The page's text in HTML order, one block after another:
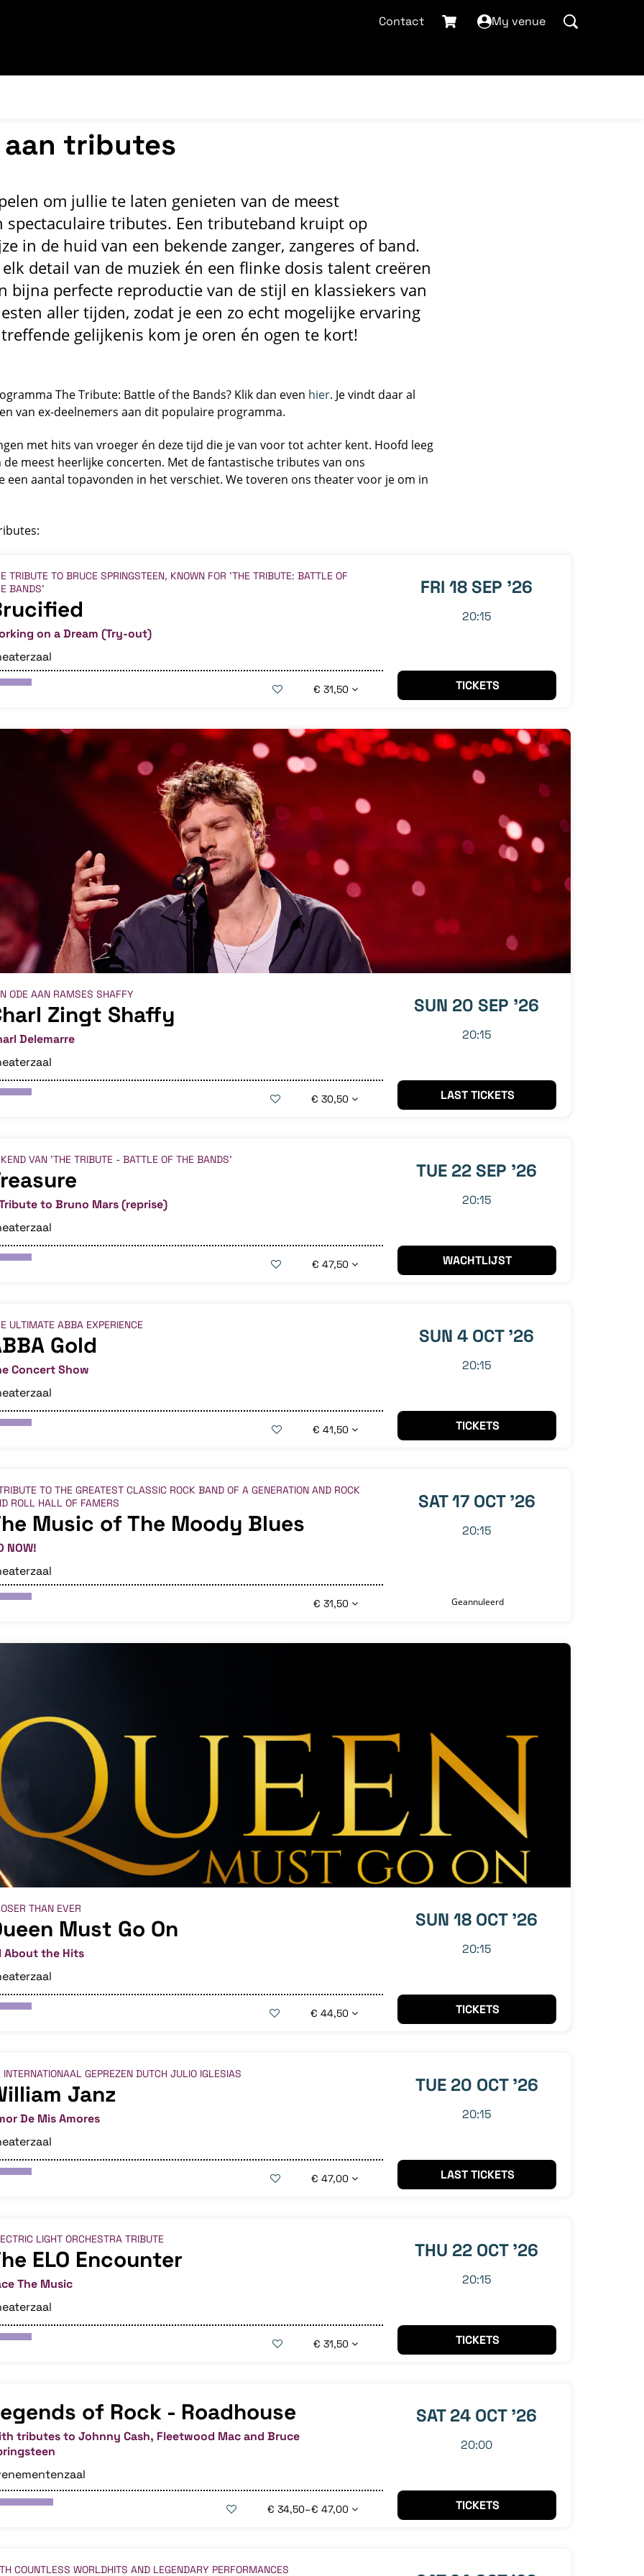
Contact My venue
aan tributes
om jullie te laten genieten van de meest
spectaculaire tributes. Een tributeband kruipt op
in de huid van een bekende zanger, zangeres of band.
detail van de muziek én een flinke dosis talent creëren
bijna perfecte reproductie van de stijl en klassiekers van
aller tijden, zodat je een zo echt mogelijke ervaring
gelijkenis kom je oren én ogen te kort!
The Tribute: Battle of the Bands? Klik dan even hier. Je vindt daar al
van ex-deelnemers aan dit populaire programma.
met hits van vroeger én deze tijd die je van voor tot achter kent. Hoofd leeg
de meest heerlijke concerten. Met de fantastische tributes van ons
een aantal topavonden in het verschiet. We toveren ons theater voor je om in
on a Dream (Try-out)
TRIBUTE TO BRUCE SPRINGSTEEN, KNOWN FOR 'THE TRIBUTE: BATTLE OF
BANDS'
€ 31,50
FRI 18 SEP '26
20:15
TICKETS
Zingt Shaffy
Delemarre
ODE AAN RAMSES SHAFFY
€ 30,50
SUN 20 SEP '26
20:15
LAST TICKETS
to Bruno Mars (reprise)
VAN 'THE TRIBUTE - BATTLE OF THE BANDS'
€ 47,50
TUE 22 SEP '26
20:15
WACHTLIJST
Gold
Concert Show
ULTIMATE ABBA EXPERIENCE
€ 41,50
SUN 4 OCT '26
20:15
TICKETS
Music of The Moody Blues
NOW!
TO THE GREATEST CLASSIC ROCK BAND OF A GENERATION AND ROCK
ROLL HALL OF FAMERS
€ 31,50
SAT 17 OCT '26
20:15
Geannuleerd
Must Go On
About the Hits
THAN EVER
€ 44,50
SUN 18 OCT '26
20:15
TICKETS
Janz
De Mis Amores
INTERNATIONAAL GEPREZEN DUTCH JULIO IGLESIAS
€ 47,00
TUE 20 OCT '26
20:15
LAST TICKETS
ELO Encounter
The Music
LIGHT ORCHESTRA TRIBUTE
€ 31,50
THU 22 OCT '26
20:15
TICKETS
of Rock - Roadhouse
tributes to Johnny Cash, Fleetwood Mac and Bruce
€ 34,50–€ 47,00
SAT 24 OCT '26
20:00
TICKETS
COUNTLESS WORLDHITS AND LEGENDARY PERFORMANCES